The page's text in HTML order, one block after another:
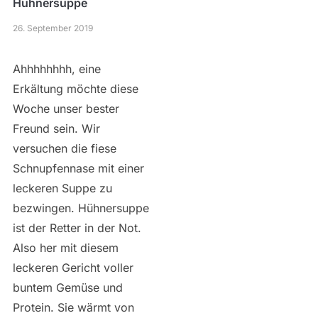
Hühnersuppe
26. September 2019
Ahhhhhhhh, eine
Erkältung möchte diese
Woche unser bester
Freund sein. Wir
versuchen die fiese
Schnupfennase mit einer
leckeren Suppe zu
bezwingen. Hühnersuppe
ist der Retter in der Not.
Also her mit diesem
leckeren Gericht voller
buntem Gemüse und
Protein. Sie wärmt von